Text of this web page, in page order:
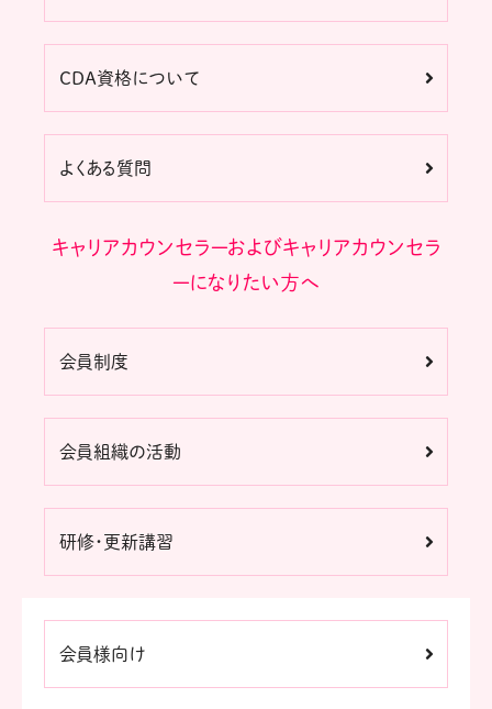
CDA資格について
よくある質問
キャリアカウンセラーおよびキャリアカウンセラ
ーになりたい方へ
会員制度
会員組織の活動
研修・更新講習
会員様向け